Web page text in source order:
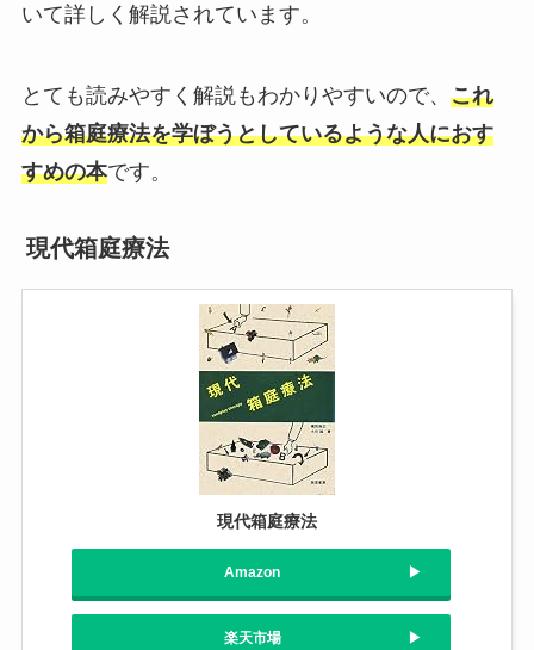
いて詳しく解説されています。
とても読みやすく解説もわかりやすいので、 これ
から箱庭療法を学ぼうとしているような人におす
すめの本です。
現代箱庭療法
現代箱庭療法
Amazon
楽天市場